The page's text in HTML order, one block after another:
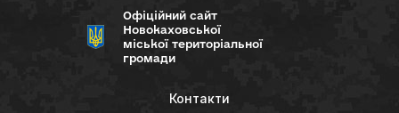
Офіційний сайт
Новокаховської
міської територіальної
громади
Контакти